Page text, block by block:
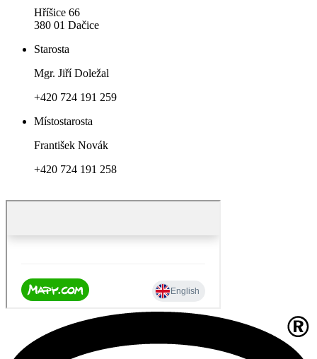
Hříšice 66
380 01 Dačice
Starosta
Mgr. Jiří Doležal
+420 724 191 259
Místostarosta
František Novák
+420 724 191 258